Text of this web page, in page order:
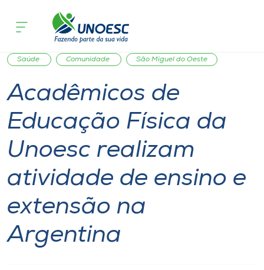
Cursos
Onde estamos
Pesquisa
Atendimento ao Estudante
Portal de Ensino
A
International
Saúde
Comunidade São Miguel do Oeste
Acadêmicos de
Educação Física da
Unoesc realizam
atividade de ensino e
extensão na
Argentina